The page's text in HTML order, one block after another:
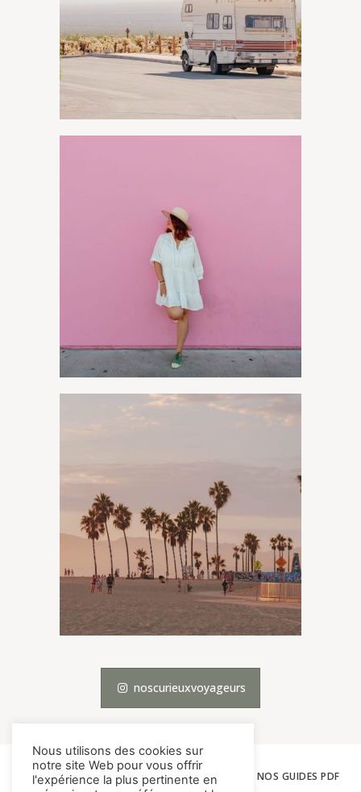
noscurieuxvoyageurs
ACCUEIL LES VOYAGES THÉMATIQUES NOS GUIDES PDF
Nous utilisons des cookies sur
notre site Web pour vous offrir
l'expérience la plus pertinente en